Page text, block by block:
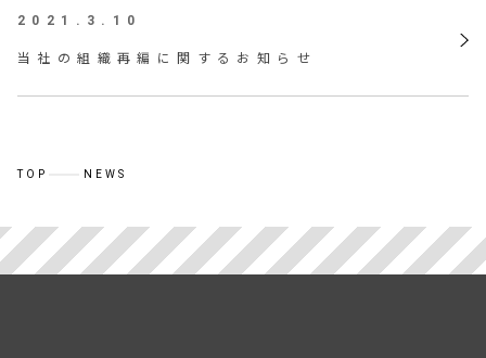
2021.3.10
当社の組織再編に関するお知らせ
TOP NEWS